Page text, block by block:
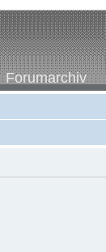
Forumarchiv